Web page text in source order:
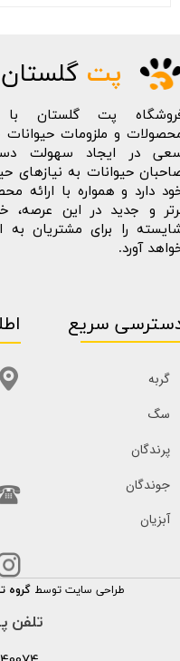
پت گلستان
پت گلستان با
و ملزومات حیوانات
در ایجاد سهولت
حیوانات به نیازهای
دارد و همواره با ارائه
و جدید در این عرصه،
را برای مشتریان به
آورد.
سریع
گربه
سگ
پرندگان
جوندگان
آبزیان
طراحی سایت توسط گروه
تلفن